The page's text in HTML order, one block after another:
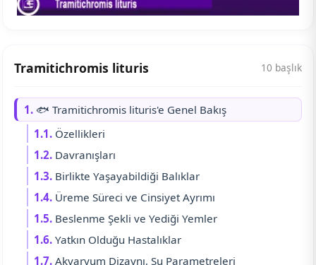
Tramitichromis lituris 10 başlık
1. 🐟 Tramitichromis lituris'e Genel Bakış
1.1. Özellikleri
1.2. Davranışları
1.3. Birlikte Yaşayabildiği Balıklar
1.4. Üreme Süreci ve Cinsiyet Ayrımı
1.5. Beslenme Şekli ve Yediği Yemler
1.6. Yatkın Olduğu Hastalıklar
1.7. Akvaryum Dizaynı, Su Parametreleri